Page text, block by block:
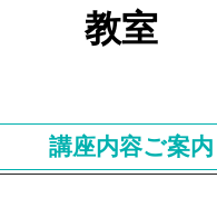
教室
講座内容ご案内